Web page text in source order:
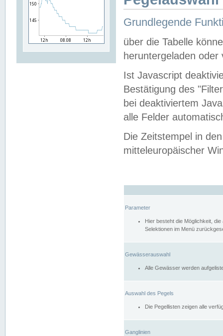
Grundlegende
über die Tabelle
heruntergeladen oder
Ist Javascript
Bestätigung des
bei deaktiviertem
alle Felder
Die Zeitstempel in
mitteleuropäischer
Parameter
Hier besteht die Möglichkeit,
Selektionen im Menü
Gewässerauswahl
Alle Gewässer werden
Auswahl des Pegels
Die Pegellisten zeigen alle
Ganglinien